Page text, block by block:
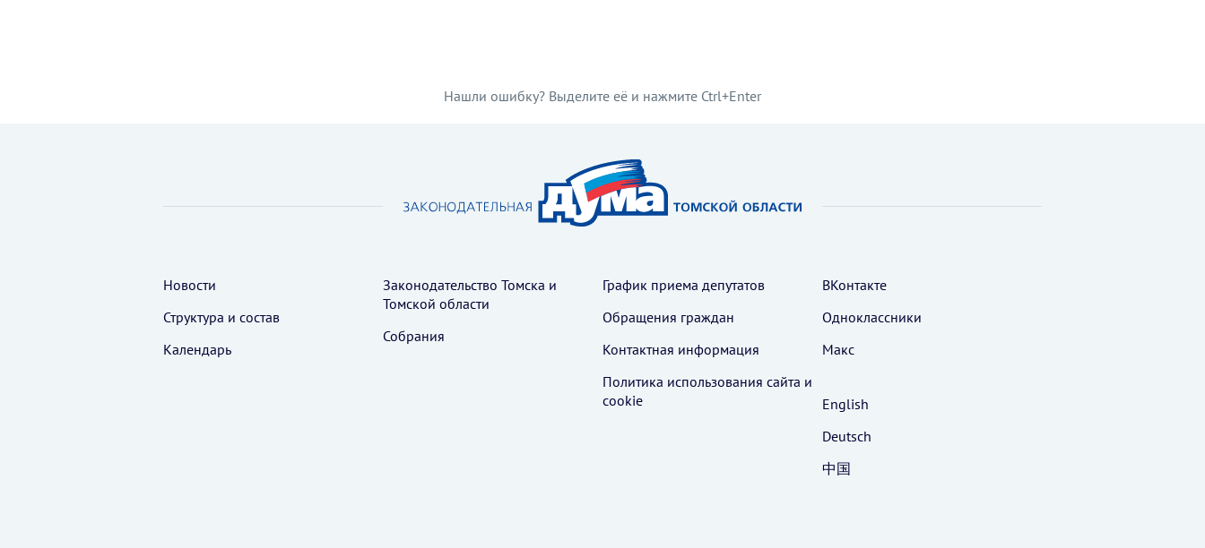
Нашли ошибку? Выделите её и нажмите Ctrl+Enter
Новости
Структура и состав
Календарь
Законодательство Томска и
Томской области
Собрания
График приема депутатов
Обращения граждан
Контактная информация
Политика использования cайта и
cookie
ВКонтакте
Одноклассники
Макс
English
Deutsch
中国